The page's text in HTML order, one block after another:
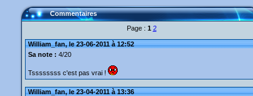
Commentaires
Page : 1 2
William_fan, le 23-06-2011 à 12:52
Sa note : 4/20
Tssssssss c'est pas vrai !
William_fan, le 23-04-2011 à 13:36